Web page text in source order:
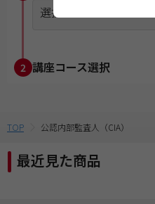
選択してください
2 講座コース選択
TOP 公認内部監査人（CIA）
最近見た商品